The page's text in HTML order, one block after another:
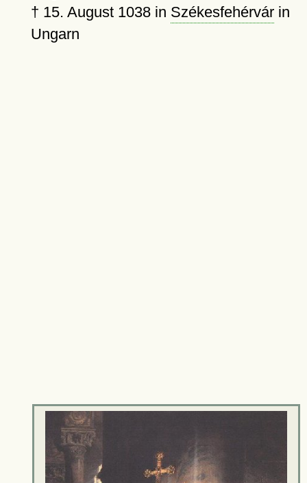
† 15. August 1038in Székesfehérvárin
Ungarn